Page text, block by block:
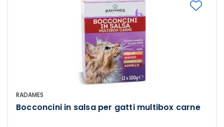
RADAMES
Bocconcini in salsa per gatti multibox carne